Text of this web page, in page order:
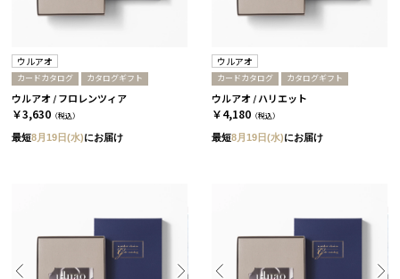
ウルアオ
カードカタログ カタログギフト
ウルアオ / フロレンツィア
￥3,630 （税込）
最短8月19日(水)にお届け
ウルアオ
カードカタログ カタログギフト
ウルアオ / ハリエット
￥4,180 （税込）
最短8月19日(水)にお届け